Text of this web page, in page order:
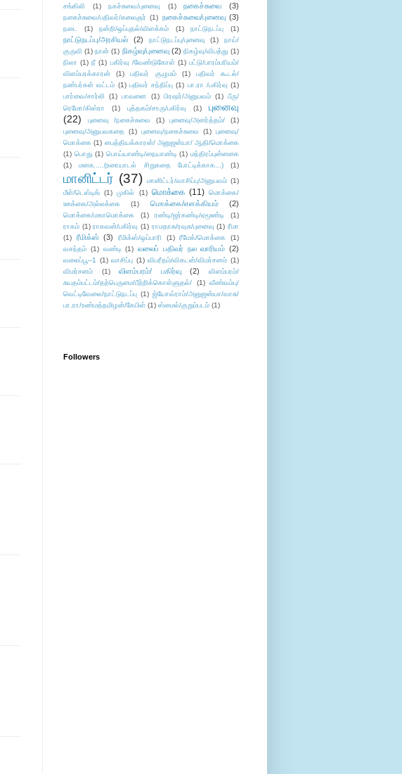
சங்கிலி
(1) நகச்சுவை/புனைவு (1) நகைச்சுவை (3)
நகைச்சுவை/பதிவர்/கலைஞர் (1) நகைச்சுவை/புனைவு (3)
நடை (1) நன்றி/ஒப்புதல்/விளக்கம் (1) நாட்டுநடப்பு (1)
நாட்டுநடப்பு/அரசியல் (2) நாட்டுநடப்பு/புனைவு (1)
நாய்/
குருவி (1) நான் (1) நிகழ்வு/புனைவு (2) நிகழ்வு/விபத்து (1)
நிலா (1) நீ (1) பகிர்வு /வேண்டுகோள் (1) பட்டு/பாரம்பரியம்/
விளம்பரக்காரன்
(1) பதிவர் குழுமம் (1)
பதிவர் கூடல்/
நண்பர்கள் வட்டம் (1) பதிவர் சந்திப்பு (1) பா.ரா /பகிர்வு (1)
பார்வை/சார்லி
(1) பாவனை (1) பிரஷர்/அனுபவம் (1) பீரு/
ரெமோ/கிஸ்ரா
(1) புத்தகம்/சாரு/பகிர்வு (1)
புனைவு
(22)
புனைவு /நகைச்சுவை (1) புனைவு/அனர்த்தம்/
(1)
புனைவு/அனுபவகதை (1) புனைவு/நகைச்சுவை (1) புனைவு/
மொக்கை (1) பைத்தியக்காரன்/ அனுஜன்யா/ ஆதி/மொக்கை
(1) பொது (1) பொய்யாண்டி/நையாண்டி (1) மந்திரப்புன்னகை
(1)
மனசு.....(உரையாடல் சிறுகதை போட்டிக்காக...) (1)
மானிட்டர் (37) மானிட்டர்/வாசிப்பு/அனுபவம் (1)
மீள்/டெஸ்டிங் (1) முகில் (1) மொக்கை (11) மொக்கை/
ஊக்கை/அல்லக்கை
(1) மொக்கை/எளக்கியம் (2)
மொக்கை/மகாமொக்கை (1) ரண்டி/ஜர்கண்டி/ஏமூண்டி
(1)
ராகம் (1) ராகவன்/பகிர்வு (1) ராமதாசு/ரவுசு/புனைவு (1) ரீமா
(1)
ரீமிக்ஸ் (3) ரீமிக்ஸ்/ஒப்பாரி (1) ரீமேக்/மொக்கை
(1)
வசந்தம் (1) வண்டி (1) வலைப் பதிவர் நல வாரியம் (2)
வலைப்பூ--1 (1) வாசிப்பு (1) விபரீதம்/விகடன்/விமர்சனம் (1)
விமர்சனம்
(1) விளம்பரம்/ பகிர்வு (2)
விளம்பரம்/
சுயதம்பட்டம்/தற்பெருமை/பீற்றிக்கொள்ளுதல்/
(1) வீண்வம்பு/
வெட்டிவேலை/நாட்டுநடப்பு (1) ஜ்யோவ்ராம்/அனுஜன்யா/வாசு/
பா.ரா/உண்மத்தமிழன்/கேபிள் (1) ஸ்மைல்/குறும்படம் (1)
Followers